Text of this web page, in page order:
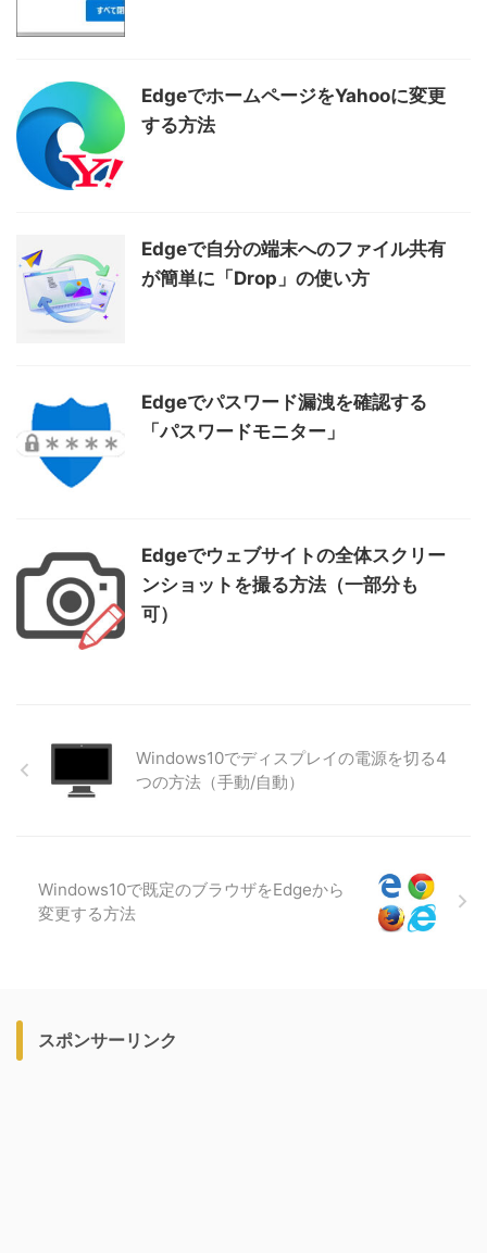
EdgeでホームページをYahooに変更
する方法
Edgeで自分の端末へのファイル共有
が簡単に「Drop」の使い方
Edgeでパスワード漏洩を確認する
「パスワードモニター」
Edgeでウェブサイトの全体スクリー
ンショットを撮る方法（一部分も
可）
Windows10でディスプレイの電源を切る4
つの方法（手動/自動）
Windows10で既定のブラウザをEdgeから
変更する方法
スポンサーリンク